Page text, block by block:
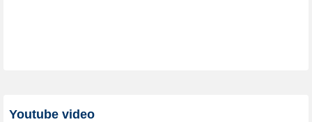
Youtube video